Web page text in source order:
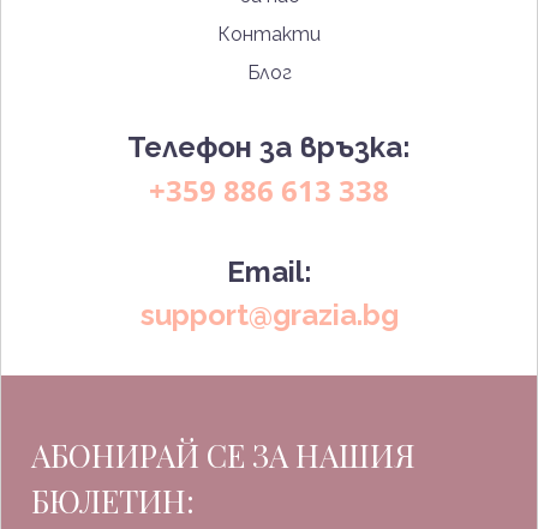
Контакти
Блог
Телефон за връзка:
+359 886 613 338
Email:
support@grazia.bg
АБОНИРАЙ СЕ ЗА НАШИЯ
БЮЛЕТИН: